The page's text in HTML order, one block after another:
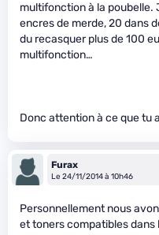
multifonction à la poubelle.
encres de merde, 20 dans
du recasquer plus de 100
multifonction…
Donc attention à ce que tu
Furax
Le 24/11/2014 à 10h46
Personnellement nous
et toners compatibles dans